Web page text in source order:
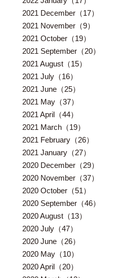
2021 December（17）
2021 November（9）
2021 October（19）
2021 September（20）
2021 August（15）
2021 July（16）
2021 June（25）
2021 May（37）
2021 April（44）
2021 March（19）
2021 February（26）
2021 January（27）
2020 December（29）
2020 November（37）
2020 October（51）
2020 September（46）
2020 August（13）
2020 July（47）
2020 June（26）
2020 May（10）
2020 April（20）